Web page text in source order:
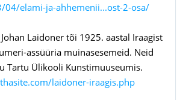
elami-ja-ahhemenii...ost-2-osa/
Laidoner tõi 1925. aastal Iraagist
assüüria muinasesemeid. Neid
Tartu Ülikooli Kunstimuuseumis.
laidoner-iraagis.php